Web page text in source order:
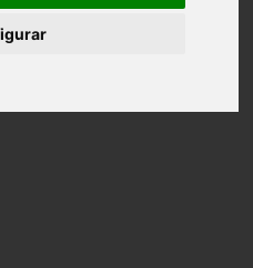
talaia